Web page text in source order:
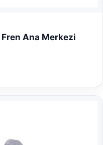
Ana Merkezi